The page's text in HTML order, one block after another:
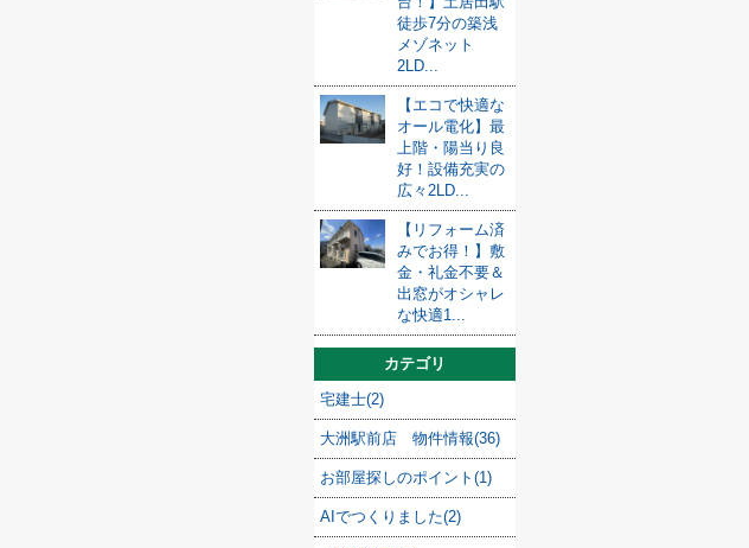
徒歩7分の築浅
メゾネット
2LD...
【エコで快適な
オール電化】最
上階・陽当り良
好！設備充実の
広々2LD...
【リフォーム済
みでお得！】敷
金・礼金不要＆
出窓がオシャレ
な快適1...
カテゴリ
宅建士(2)
大洲駅前店 物件情報(36)
お部屋探しのポイント(1)
AIでつくりました(2)